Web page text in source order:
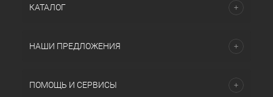
КАТАЛОГ
НАШИ ПРЕДЛОЖЕНИЯ
ПОМОЩЬ И СЕРВИСЫ